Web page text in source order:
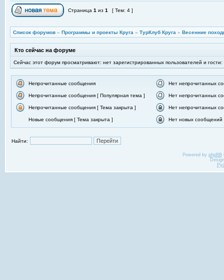
Страница 1 из 1 [ Тем: 4 ]
Список форумов » Программы и проекты Круга » ТурКлуб Круга » Весенние
Кто сейчас на форуме
Сейчас этот форум просматривают: нет зарегистрированных пользователей и гости:
Непрочитанные сообщения Нет непрочитанных
Непрочитанные сообщения [ Популярная тема ] Нет непрочитанных
Непрочитанные сообщения [ Тема закрыта ] Нет непрочитанных
Новые сообщения [ Тема закрыта ] Нет новых сообщений
Найти:
Powered by phpBB